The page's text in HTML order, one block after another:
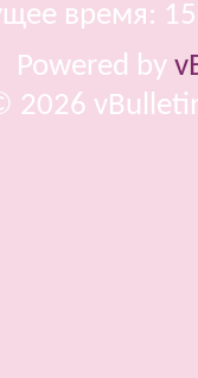
время:
Powered by
2026